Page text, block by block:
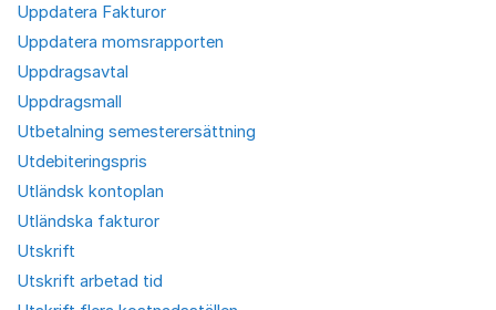
Uppdatera Fakturor
Uppdatera momsrapporten
Uppdragsavtal
Uppdragsmall
Utbetalning semesterersättning
Utdebiteringspris
Utländsk kontoplan
Utländska fakturor
Utskrift
Utskrift arbetad tid